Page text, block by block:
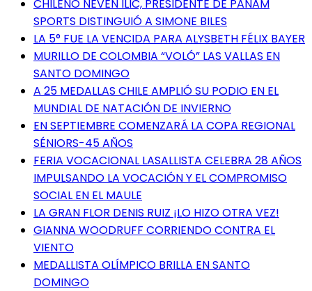
CHILENO NEVEN ILIC, PRESIDENTE DE PANAM
SPORTS DISTINGUIÓ A SIMONE BILES
LA 5° FUE LA VENCIDA PARA ALYSBETH FÉLIX BAYER
MURILLO DE COLOMBIA “VOLÓ” LAS VALLAS EN
SANTO DOMINGO
A 25 MEDALLAS CHILE AMPLIÓ SU PODIO EN EL
MUNDIAL DE NATACIÓN DE INVIERNO
EN SEPTIEMBRE COMENZARÁ LA COPA REGIONAL
SÉNIORS-45 AÑOS
FERIA VOCACIONAL LASALLISTA CELEBRA 28 AÑOS
IMPULSANDO LA VOCACIÓN Y EL COMPROMISO
SOCIAL EN EL MAULE
LA GRAN FLOR DENIS RUIZ ¡LO HIZO OTRA VEZ!
GIANNA WOODRUFF CORRIENDO CONTRA EL
VIENTO
MEDALLISTA OLÍMPICO BRILLA EN SANTO
DOMINGO